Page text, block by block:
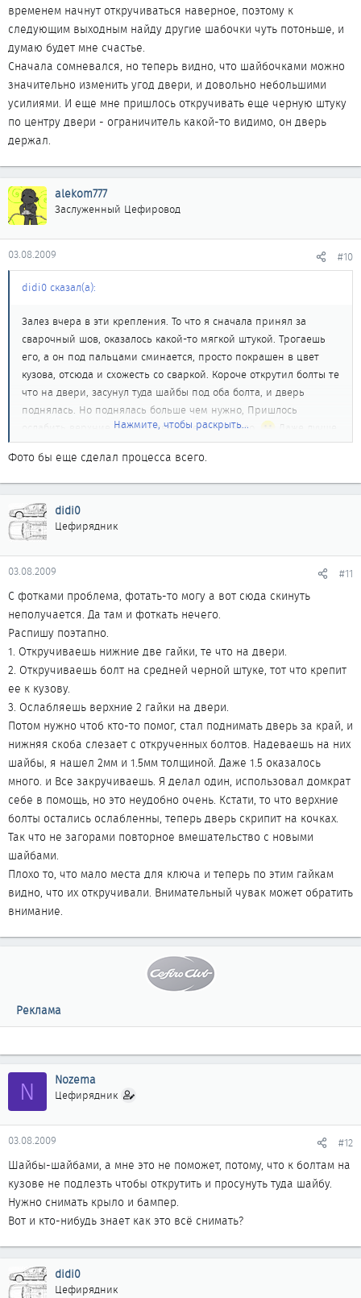
временем начнут откручиваться наверное, поэтому к
следующим выходным найду другие шабочки чуть потоньше, и
думаю будет мне счастье.
Сначала сомневался, но теперь видно, что шайбочками можно
значительно изменить угод двери, и довольно небольшими
усилиями. И еще мне пришлось откручивать еще черную штуку
по центру двери - ограничитель какой-то видимо, он дверь
держал.
alekom777
Заслуженный Цефировод
03.08.2009 #10
didi0 сказал(а):
Залез вчера в эти крепления. То что я сначала принял за
сварочный шов, оказалось какой-то мягкой штукой. Трогаешь
его, а он под пальцами сминается, просто покрашен в цвет
кузова, отсюда и схожесть со сваркой. Короче открутил болты те
что на двери, засунул туда шайбы под оба болта, и дверь
поднялась. Но поднялась больше чем нужно, Пришлось
ослабить верхние болты и дверь села как надо.
Даже лучше
чем другие закрывается. Но верхние болты т.к. незакручены со
временем начнут откручиваться наверное, поэтому к
следующим выходным найду другие шабочки чуть потоньше, и
Сначала сомневался, но теперь видно, что шайбочками можно
значительно изменить угод двери, и довольно небольшими
усилиями. И еще мне пришлось откручивать еще черную штуку
по центру двери - ограничитель какой-то видимо, он дверь
Нажмите, чтобы раскрыть...
Фото бы еще сделал процесса всего.
didi0
Цефирядник
03.08.2009 #11
С фотками проблема, фотать-то могу а вот сюда скинуть
неполучается. Да там и фоткать нечего.
Распишу поэтапно.
1. Откручиваешь нижние две гайки, те что на двери.
2. Откручиваешь болт на средней черной штуке, тот что крепит
ее к кузову.
3. Ослабляешь верхние 2 гайки на двери.
Потом нужно чтоб кто-то помог, стал поднимать дверь за край, и
нижняя скоба слезает с открученных болтов. Надеваешь на них
шайбы, я нашел 2мм и 1.5мм толщиной. Даже 1.5 оказалось
много. и Все закручиваешь. Я делал один, использовал домкрат
себе в помощь, но это неудобно очень. Кстати, то что верхние
болты остались ослабленны, теперь дверь скрипит на кочках.
Так что не загорами повторное вмешательство с новыми
шайбами.
Плохо то, что мало места для ключа и теперь по этим гайкам
видно, что их откручивали. Внимательный чувак может обратить
внимание.
Реклама
N Nozema
Цефирядник
03.08.2009 #12
Шайбы-шайбами, а мне это не поможет, потому, что к болтам на
кузове не подлезть чтобы открутить и просунуть туда шайбу.
Нужно снимать крыло и бампер.
Вот и кто-нибудь знает как это всё снимать?
didi0
Цефирядник